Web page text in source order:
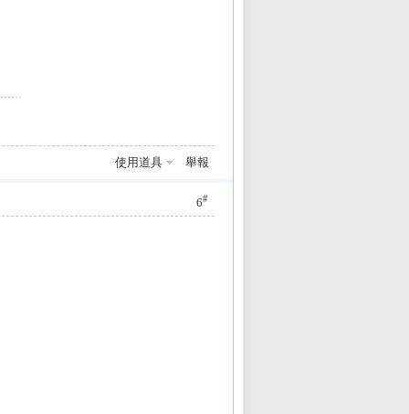
使用道具 舉報
6#